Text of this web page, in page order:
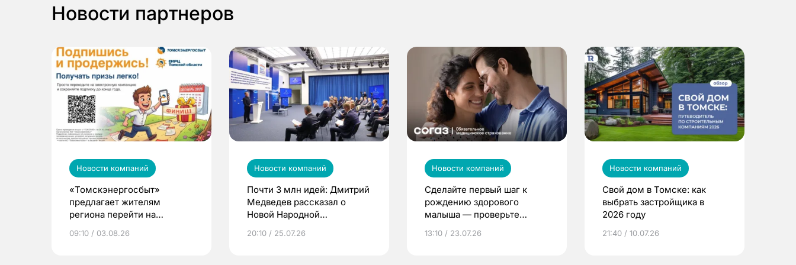
Новости партнеров
Новости компаний
«Томскэнергосбыт»
предлагает жителям
региона перейти на
выиграть призы
09:10 / 03.08.26
Новости компаний
Почти 3 млн идей: Дмитрий
Медведев рассказал о
Новой Народной
20:10 / 25.07.26
Новости компаний
Сделайте первый шаг к
рождению здорового
малыша — проверьте
по ОМС!
13:10 / 23.07.26
Новости компаний
Свой дом в Томске: как
выбрать застройщика в
2026 году
21:40 / 10.07.26